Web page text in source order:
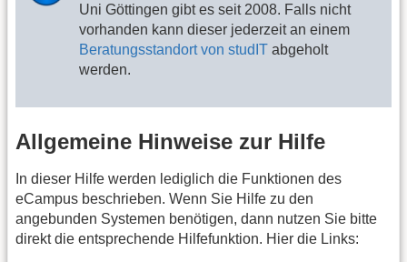
Uni Göttingen gibt es seit 2008. Falls nicht
vorhanden kann dieser jederzeit an einem
Beratungsstandort von studIT abgeholt
werden.
Allgemeine Hinweise zur Hilfe
In dieser Hilfe werden lediglich die Funktionen des
eCampus beschrieben. Wenn Sie Hilfe zu den
angebunden Systemen benötigen, dann nutzen Sie bitte
direkt die entsprechende Hilfefunktion. Hier die Links: